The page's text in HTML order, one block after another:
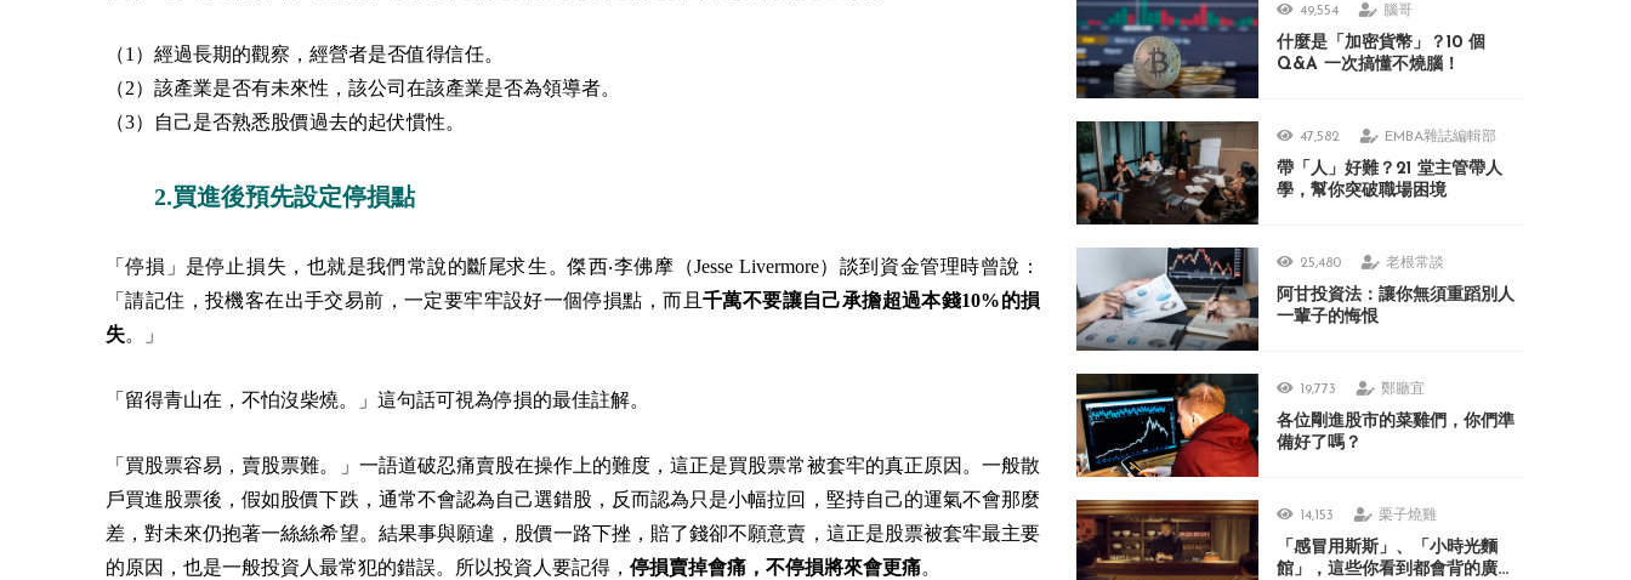
（1）經過長期的觀察，經營者是否值得信任。
（2）該產業是否有未來性，該公司在該產業是否為領導者。
（3）自己是否熟悉股價過去的起伏慣性。
2.買進後預先設定停損點
「停損」是停止損失，也就是我們常說的斷尾求生。傑西‧李佛摩（Jesse Livermore）談到資金管理時曾說：
「請記住，投機客在出手交易前，一定要牢牢設好一個停損點，而且 千萬不要讓自己承擔超過本錢10%的損
失。」
「留得青山在，不怕沒柴燒。」這句話可視為停損的最佳註解。
「買股票容易，賣股票難。」一語道破忍痛賣股在操作上的難度，這正是買股票常被套牢的真正原因。一般散
戶買進股票後，假如股價下跌，通常不會認為自己選錯股，反而認為只是小幅拉回，堅持自己的運氣不會那麼
差，對未來仍抱著一絲絲希望。結果事與願違，股價一路下挫，賠了錢卻不願意賣，這正是股票被套牢最主要
的原因，也是一般投資人最常犯的錯誤。所以投資人要記得， 停損賣掉會痛，不停損將來會更痛。
49,554 腦哥
什麼是「加密貨幣」？10 個
Q&A 一次搞懂不燒腦！
47,582 EMBA雜誌編輯部
帶「人」好難？21 堂主管帶人
學，幫你突破職場困境
25,480 老根常談
阿甘投資法：讓你無須重蹈別人
一輩子的悔恨
19,773 鄭廳宜
各位剛進股市的菜雞們，你們準
備好了嗎？
14,153 栗子燒雞
「感冒用斯斯」、「小時光麵
館」，這些你看到都會背的廣